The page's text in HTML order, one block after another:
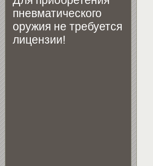
пневматического
оружия не требуется
лицензии!